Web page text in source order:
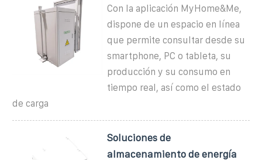
Con la aplicación MyHome&Me,
dispone de un espacio en línea
que permite consultar desde su
smartphone, PC o tableta, su
producción y su consumo en
tiempo real, así como el estado
de carga
Soluciones de
almacenamiento de energía